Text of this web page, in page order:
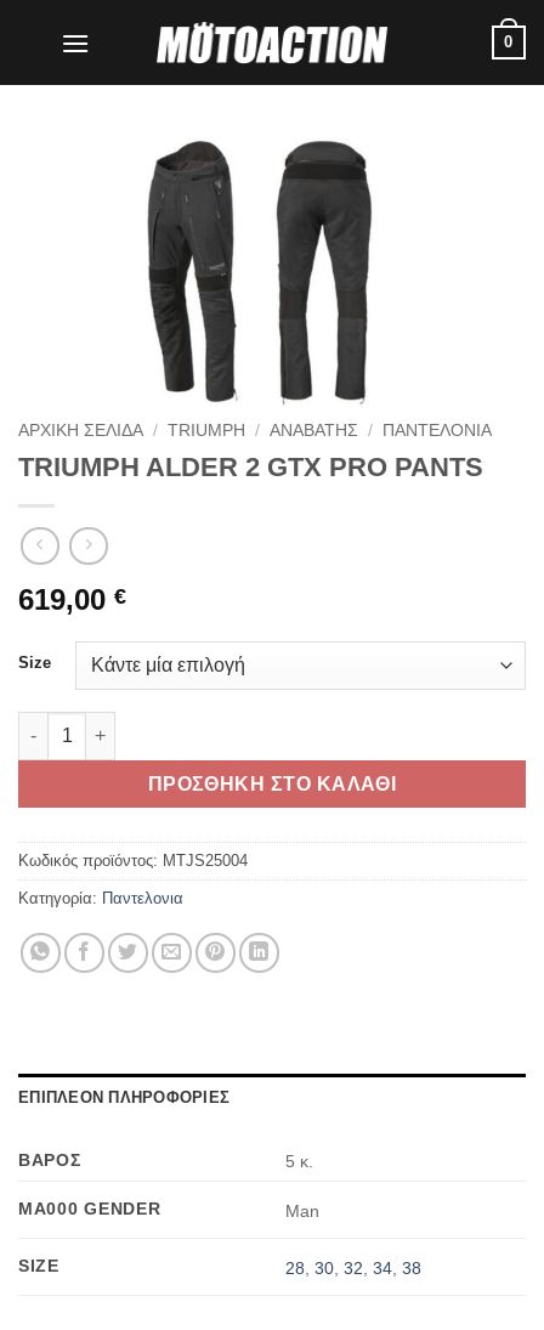
0
ΑΡΧΙΚΗ ΣΕΛΙΔΑ / TRIUMPH / ΑΝΑΒΑΤΗΣ / ΠΑΝΤΕΛΟΝΙΑ
TRIUMPH ALDER 2 GTX PRO PANTS
619,00 €
Size
TRIUMPH ALDER 2 GTX PRO PANTS ποσότητα
ΠΡΟΣΘΗΚΗ ΣΤΟ ΚΑΛΑΘΙ
Κωδικός προϊόντος: MTJS25004
Κατηγορία: Παντελονια
ΕΠΙΠΛΕΟΝ ΠΛΗΡΟΦΟΡΙΕΣ
ΒΑΡΟΣ 5 κ.
MA000 GENDER Man
SIZE 28 ,30 ,32 ,34 ,38